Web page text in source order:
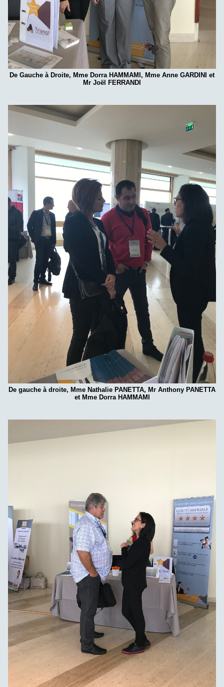
De Gauche à Droite, Mme Dorra HAMMAMI, Mme Anne GARDINI et
Mr Joël FERRANDI
De gauche à droite, Mme Nathalie PANETTA, Mr Anthony PANETTA
et Mme Dorra HAMMAMI